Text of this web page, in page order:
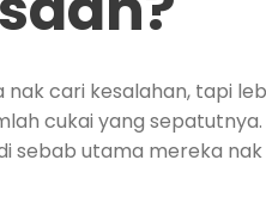
nak cari kesalahan, tapi
cukai yang
sebab utama mereka